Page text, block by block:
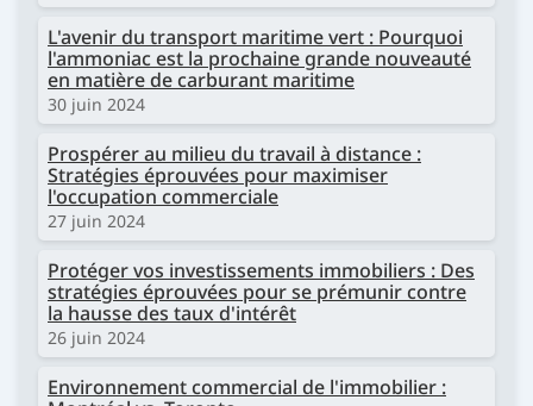
L'avenir du transport maritime vert : Pourquoi
l'ammoniac est la prochaine grande nouveauté
en matière de carburant maritime
30 juin 2024
Prospérer au milieu du travail à distance :
Stratégies éprouvées pour maximiser
l'occupation commerciale
27 juin 2024
Protéger vos investissements immobiliers : Des
stratégies éprouvées pour se prémunir contre
la hausse des taux d'intérêt
26 juin 2024
Environnement commercial de l'immobilier :